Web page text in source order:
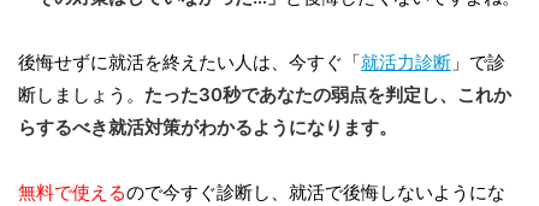
後悔せずに就活を終えたい人は、今すぐ「就活力診断 」で診
断しましょう。 たった30秒であなたの弱点を判定し、これか
らするべき就活対策がわかるようになります。
無料で使えるので今すぐ診断し、就活で後悔しないようにな